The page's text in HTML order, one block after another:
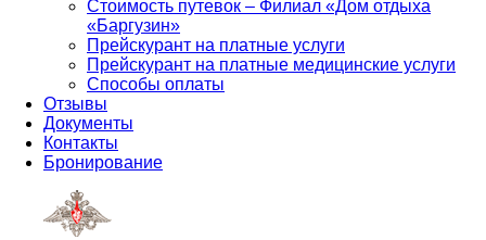
Стоимость путевок – Филиал «Дом отдыха
«Баргузин»
Прейскурант на платные услуги
Прейскурант на платные медицинские услуги
Способы оплаты
Отзывы
Документы
Контакты
Бронирование